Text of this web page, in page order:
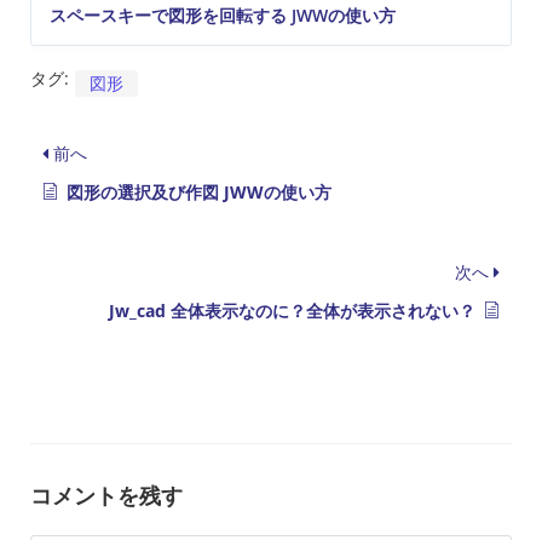
スペースキーで図形を回転する JWWの使い方
タグ: 図形
前へ
図形の選択及び作図 JWWの使い方
次へ
Jw_cad 全体表示なのに？全体が表示されない？
コメントを残す